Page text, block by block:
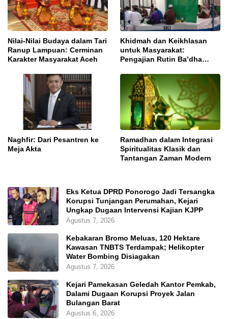
Nilai-Nilai Budaya dalam Tari
Ranup Lampuan: Cerminan
Karakter Masyarakat Aceh
Khidmah dan Keikhlasan
untuk Masyarakat:
Pengajian Rutin Ba’dha
Naghfir: Dari Pesantren ke
Meja Akta
Ramadhan dalam Integrasi
Spiritualitas Klasik dan
Tantangan Zaman Modern
Eks Ketua DPRD Ponorogo Jadi Tersangka
Korupsi Tunjangan Perumahan, Kejari
Ungkap Dugaan Intervensi Kajian KJPP
Agustus 7, 2026
Kebakaran Bromo Meluas, 120 Hektare
Kawasan TNBTS Terdampak; Helikopter
Water Bombing Disiagakan
Agustus 7, 2026
Kejari Pamekasan Geledah Kantor Pemkab,
Dalami Dugaan Korupsi Proyek Jalan
Bulangan Barat
Agustus 6, 2026